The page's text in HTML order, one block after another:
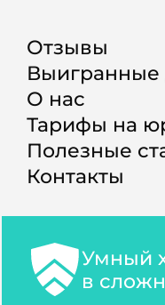
Отзывы
Выигранные
О нас
Тарифы на
Полезные
Контакты
Умный
в